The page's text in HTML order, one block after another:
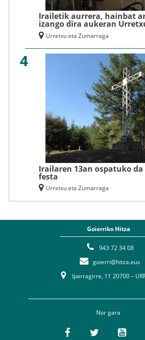
Irailetik aurrera, hainbat
izango dira aukeran
Urretxu eta Zumarraga
4
Irailaren 13an ospatuko
festa
Urretxu eta Zumarraga
Goierriko Hitza
943 72 34 08
goierri@hitza.eus
Iparragirre, 11 20700 –
Nor gara